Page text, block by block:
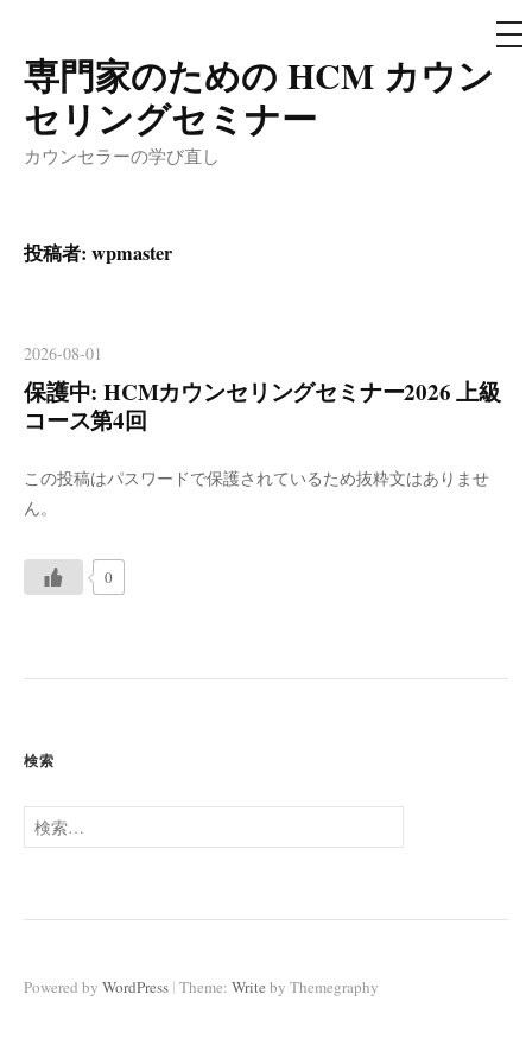
コ
ン
テ
ン
ス
プ
専門家のための HCM カウン
セリングセミナー
カウンセラーの学び直し
メ
ニ
投稿者: wpmaster
2026-08-01
保護中: HCMカウンセリングセミナー2026 上級
コース第4回
この投稿はパスワードで保護されているため抜粋文はありませ
ん。
0
ナ
ゲ
ー
検索
検
索:
Powered by WordPress | Theme: Write by Themegraphy